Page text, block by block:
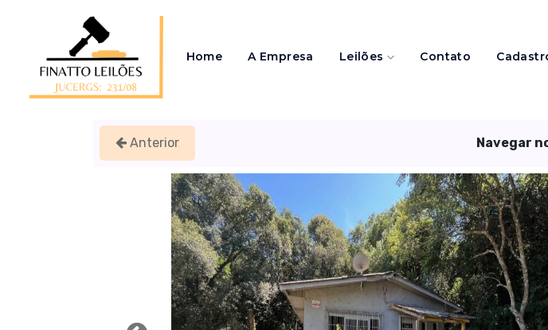
Home A Empresa Leilões Contato
Anterior Navegar